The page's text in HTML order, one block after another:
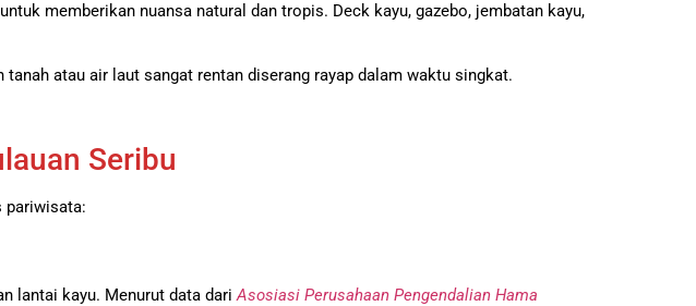
memberikan nuansa natural dan tropis. Deck kayu, gazebo, jembatan kayu,
atau air laut sangat rentan diserang rayap dalam waktu singkat.
Seribu
pariwisata:
lantai kayu. Menurut data dariAsosiasi Perusahaan Pengendalian Hama